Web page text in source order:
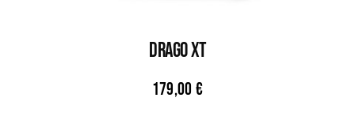
DRAGO XT
179,00 €